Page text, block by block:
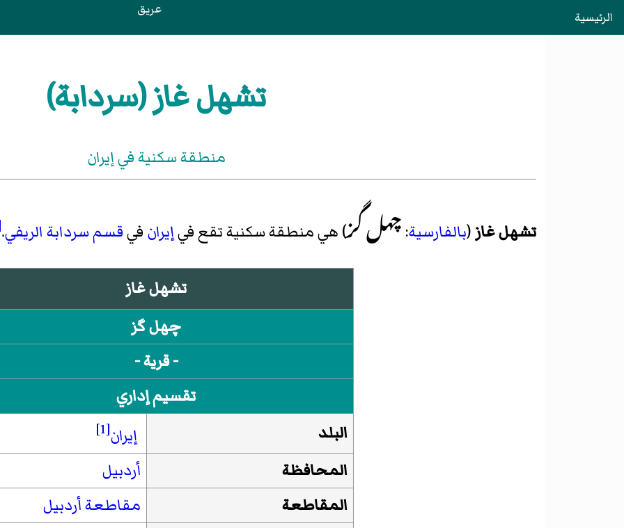
الرئيسية عريق
تشهل غاز (سردابة)
منطقة سكنية في إيران
تشهل غاز (بالفارسية: چهل گز) هي منطقة سكنية تقع فيإيران فيقسم سردابة الريفي.
تشهل غاز
چهل گز
- قرية -
تقسيم إداري
البلد
إيران[1]
المحافظة
أردبيل
المقاطعة
مقاطعة أردبيل